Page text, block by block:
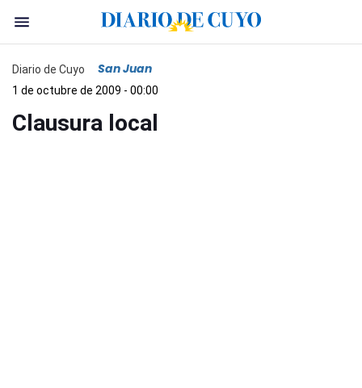
Diario de Cuyo San Juan
1 de octubre de 2009 - 00:00
Clausura local